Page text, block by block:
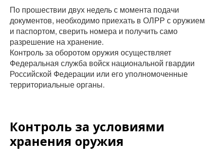
По прошествии двух недель с момента подачи
документов, необходимо приехать в ОЛРР с оружием
и паспортом, сверить номера и получить само
разрешение на хранение.
Контроль за оборотом оружия осуществляет
Федеральная служба войск национальной гвардии
Российской Федерации или его уполномоченные
территориальные органы.
Контроль за условиями
хранения оружия